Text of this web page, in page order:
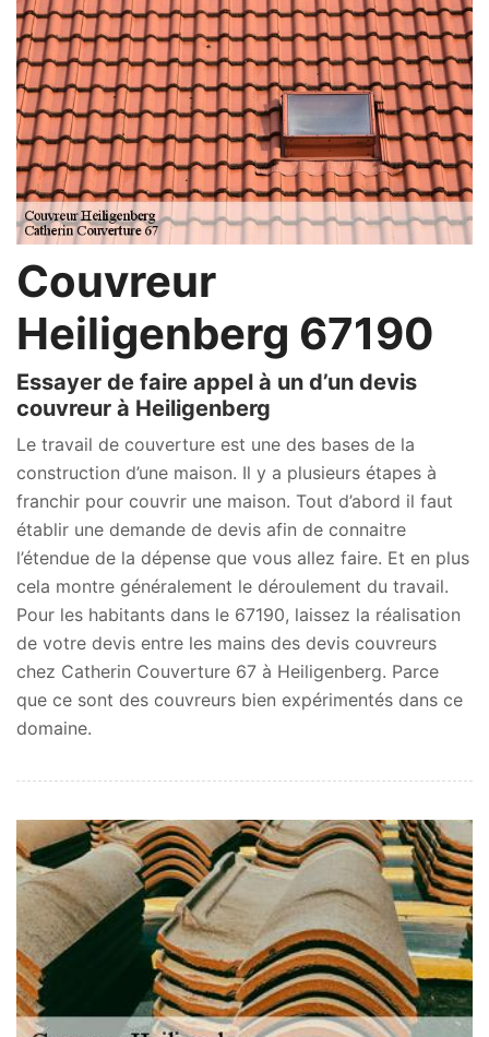
Couvreur
Heiligenberg 67190
Essayer de faire appel à un d’un devis
couvreur à Heiligenberg
Le travail de couverture est une des bases de la
construction d’une maison. Il y a plusieurs étapes à
franchir pour couvrir une maison. Tout d’abord il faut
établir une demande de devis afin de connaitre
l’étendue de la dépense que vous allez faire. Et en plus
cela montre généralement le déroulement du travail.
Pour les habitants dans le 67190, laissez la réalisation
de votre devis entre les mains des devis couvreurs
chez Catherin Couverture 67 à Heiligenberg. Parce
que ce sont des couvreurs bien expérimentés dans ce
domaine.